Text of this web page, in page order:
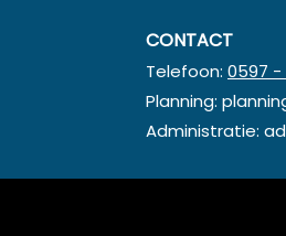
CONTACT
Telefoon: 0597 -
Planning:
Administratie: